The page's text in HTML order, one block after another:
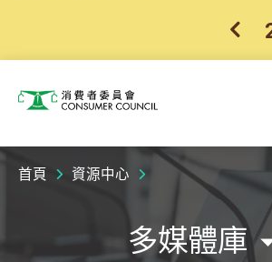
上
消費者委員會
首頁 資源中心
多媒體庫